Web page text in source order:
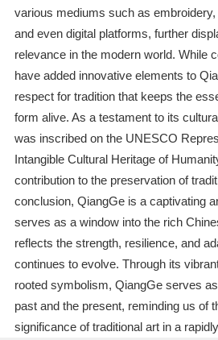
various mediums such as
and even digital platforms, further
relevance in the modern world. While
have added innovative elements to
respect for tradition that keeps the
form alive. As a testament to its
was inscribed on the UNESCO
Intangible Cultural Heritage of
contribution to the preservation of
conclusion, QiangGe is a captivating
serves as a window into the rich
reflects the strength, resilience, and
continues to evolve. Through its
rooted symbolism, QiangGe serves
past and the present, reminding us of
significance of traditional art in a